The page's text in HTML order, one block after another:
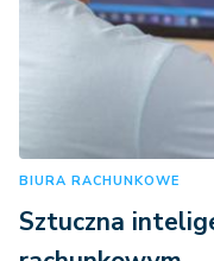
BIURA RACHUNKOWE
Sztuczna